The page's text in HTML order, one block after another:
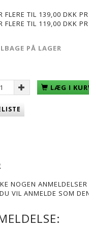
FLERE TIL 139,00 DKK
FLERE TIL 119,00 DKK
PÅ LAGER
LÆG I
NOGEN
VIL ANMELDE SOM